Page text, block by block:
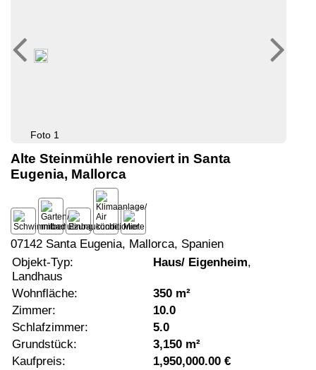
Foto 1
Alte Steinmühle renoviert in Santa
Eugenia, Mallorca
07142 Santa Eugenia, Mallorca, Spanien
Objekt-Typ:
Haus/ Eigenheim,
Landhaus
Wohnfläche:
350 m²
Zimmer:
10.0
Schlafzimmer:
5.0
Grundstück:
3,150 m²
Kaufpreis:
1,950,000.00 €